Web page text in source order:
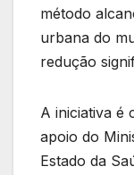
método
urbana do
redução
A iniciativa é
apoio do
Estado da